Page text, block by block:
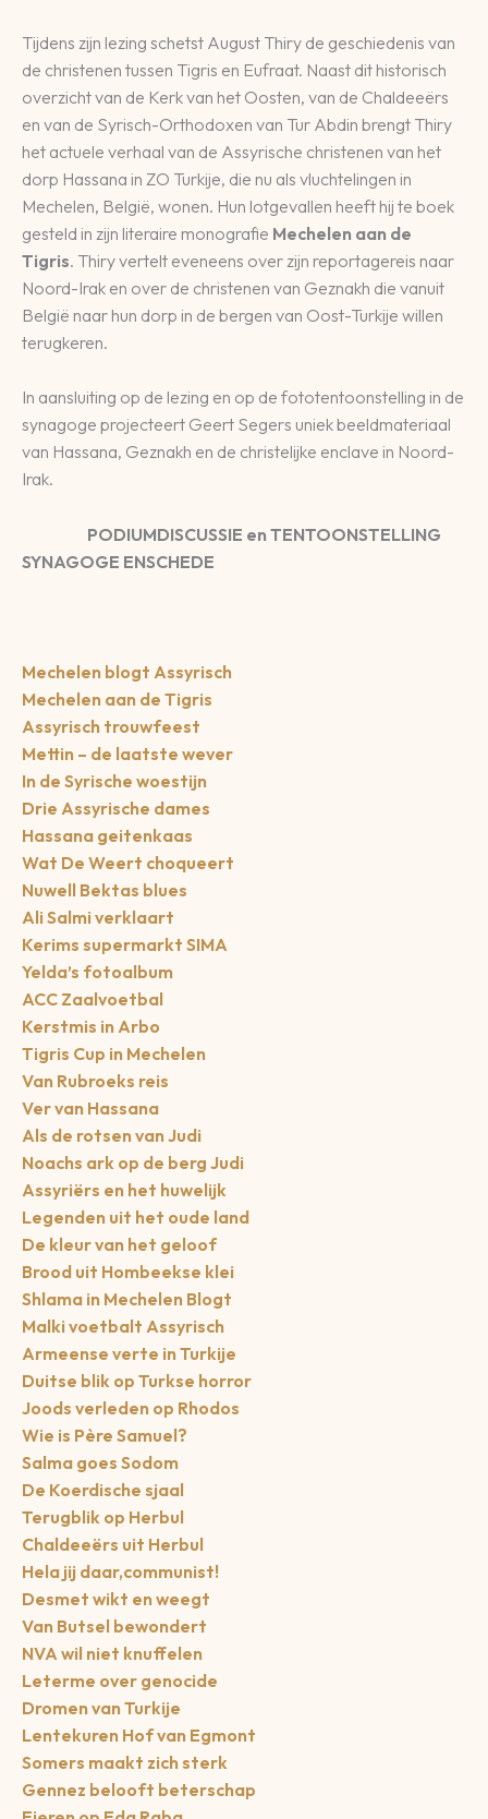
Tijdens zijn lezing schetst August Thiry de geschiedenis van
de christenen tussen Tigris en Eufraat. Naast dit historisch
overzicht van de Kerk van het Oosten, van de Chaldeeërs
en van de Syrisch-Orthodoxen van Tur Abdin brengt Thiry
het actuele verhaal van de Assyrische christenen van het
dorp Hassana in ZO Turkije, die nu als vluchtelingen in
Mechelen, België, wonen. Hun lotgevallen heeft hij te boek
gesteld in zijn literaire monografie Mechelen aan de
Tigris. Thiry vertelt eveneens over zijn reportagereis naar
Noord-Irak en over de christenen van Geznakh die vanuit
België naar hun dorp in de bergen van Oost-Turkije willen
terugkeren.
In aansluiting op de lezing en op de fototentoonstelling in de
synagoge projecteert Geert Segers uniek beeldmateriaal
van Hassana, Geznakh en de christelijke enclave in Noord-
Irak.
PODIUMDISCUSSIE en TENTOONSTELLING
SYNAGOGE ENSCHEDE
Mechelen blogt Assyrisch
Mechelen aan de Tigris
Assyrisch trouwfeest
Mettin – de laatste wever
In de Syrische woestijn
Drie Assyrische dames
Hassana geitenkaas
Wat De Weert choqueert
Nuwell Bektas blues
Ali Salmi verklaart
Kerims supermarkt SIMA
Yelda’s fotoalbum
ACC Zaalvoetbal
Kerstmis in Arbo
Tigris Cup in Mechelen
Van Rubroeks reis
Ver van Hassana
Als de rotsen van Judi
Noachs ark op de berg Judi
Assyriërs en het huwelijk
Legenden uit het oude land
De kleur van het geloof
Brood uit Hombeekse klei
Shlama in Mechelen Blogt
Malki voetbalt Assyrisch
Armeense verte in Turkije
Duitse blik op Turkse horror
Joods verleden op Rhodos
Wie is Père Samuel?
Salma goes Sodom
De Koerdische sjaal
Terugblik op Herbul
Chaldeeërs uit Herbul
Hela jij daar,communist!
Desmet wikt en weegt
Van Butsel bewondert
NVA wil niet knuffelen
Leterme over genocide
Dromen van Turkije
Lentekuren Hof van Egmont
Somers maakt zich sterk
Gennez belooft beterschap